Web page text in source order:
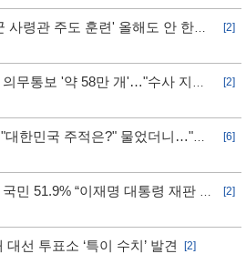
사령관 주도 훈련' 올해도 안 한
류
[2]
무통보 '약 58만 개'…"수사 지연"
[2]
대한민국 주적은?" 물었더니…"정
[6]
민 51.9% “이재명 대통령 재판 재
[2]
선 투표소 ‘특이 수치’ 발견
[2]